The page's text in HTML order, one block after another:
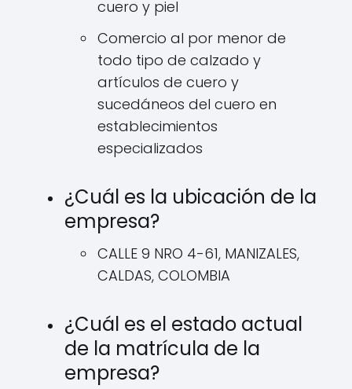
cuero y piel
Comercio al por menor de
todo tipo de calzado y
artículos de cuero y
sucedáneos del cuero en
establecimientos
especializados
¿Cuál es la ubicación de la
empresa?
CALLE 9 NRO 4-61, MANIZALES,
CALDAS, COLOMBIA
¿Cuál es el estado actual
de la matrícula de la
empresa?